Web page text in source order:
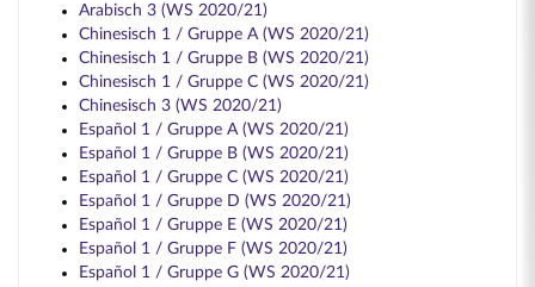
Arabisch 3 (WS 2020/21)
Chinesisch 1 / Gruppe A (WS 2020/21)
Chinesisch 1 / Gruppe B (WS 2020/21)
Chinesisch 1 / Gruppe C (WS 2020/21)
Chinesisch 3 (WS 2020/21)
Español 1 / Gruppe A (WS 2020/21)
Español 1 / Gruppe B (WS 2020/21)
Español 1 / Gruppe C (WS 2020/21)
Español 1 / Gruppe D (WS 2020/21)
Español 1 / Gruppe E (WS 2020/21)
Español 1 / Gruppe F (WS 2020/21)
Español 1 / Gruppe G (WS 2020/21)